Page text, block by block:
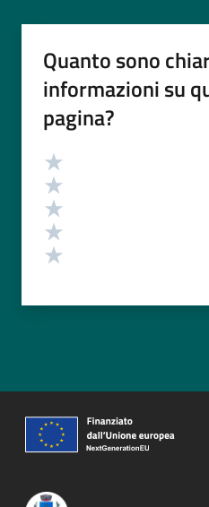
Quanto sono
informazioni su
pagina?
Valutazione